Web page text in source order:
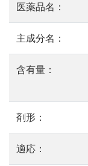
医薬品名：
主成分名：
含有量：
剤形：
適応：